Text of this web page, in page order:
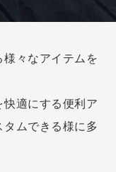
々なアイテムを
適にする便利ア
ムできる様に多